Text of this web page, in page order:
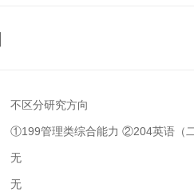
不区分研究方向
①199管理类综合能力 ②204英语（
无
无